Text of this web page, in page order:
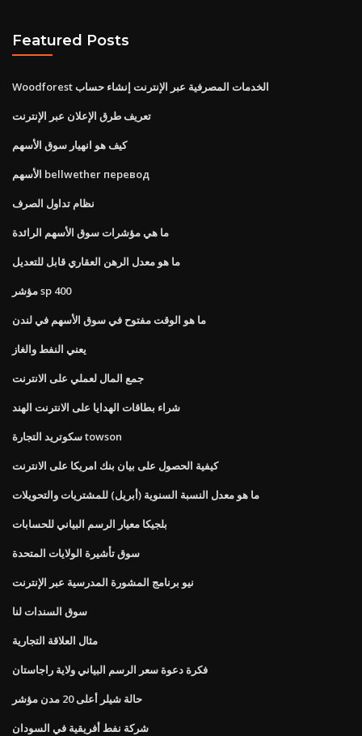
Featured Posts
Woodforest الخدمات المصرفية عبر الإنترنت إنشاء حساب
تعريف طرق الإعلان عبر الإنترنت
كيف هو انهيار سوق الأسهم
الأسهم bellwether перевод
نظام تداول الصرف
ما هي مؤشرات سوق الأسهم الرائدة
ما هو معدل الرهن العقاري قابل للتعديل
مؤشر sp 400
ما هو الوقت مفتوح في سوق الأسهم في لندن
يعني النفط والغاز
جمع المال لعملي على الانترنت
شراء بطاقات الهدايا على الانترنت الهند
سكوتريد التجارة towson
كيفية الحصول على بيان بنك امريكا على الانترنت
ما هو معدل النسبة السنوية (أبريل) للمشتريات والتحويلات
بلجيكا معيار الرسم البياني للحسابات
سوق تأشيرة الولايات المتحدة
نيو برنامج المشورة المدرسية عبر الإنترنت
سوق السندات لنا
مثال العلاقة التجارية
فكرة دعوة سعر الرسم البياني ولاية راجاستان
حالة شيلر أعلى 20 مدن مؤشر
شركة نفط أفريقية في السودان